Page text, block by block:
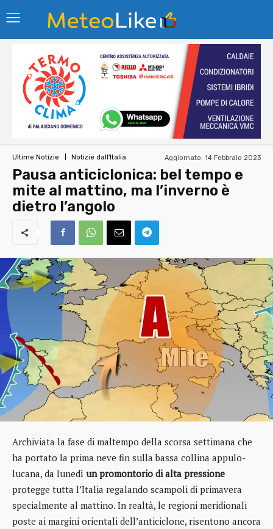
Ultime Notizie Notizie dall'Italia Aggiornato: 14 Febbraio 2023
Pausa anticiclonica: bel tempo e
mite al mattino, ma l’inverno è
dietro l’angolo
Archiviata la fase di maltempo della scorsa settimana che
ha portato la prima neve fin sulla bassa collina appulo-
lucana, da lunedì un promontorio di alta pressione
protegge tutta l’Italia regalando scampoli di primavera
specialmente al mattino. In realtà, le regioni meridionali
poste ai margini orientali dell’anticiclone, risentono ancora